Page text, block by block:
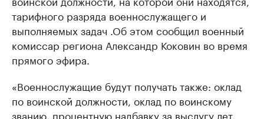
тарифного разряда военнослужащего и
выполняемых задач .Об этом сообщил военный
комиссар региона Александр Коковин во время
прямого эфира.
«Военнослужащие будут получать также: оклад
по воинской должности, оклад по воинскому
званию, процентную надбавку за выслугу лет,